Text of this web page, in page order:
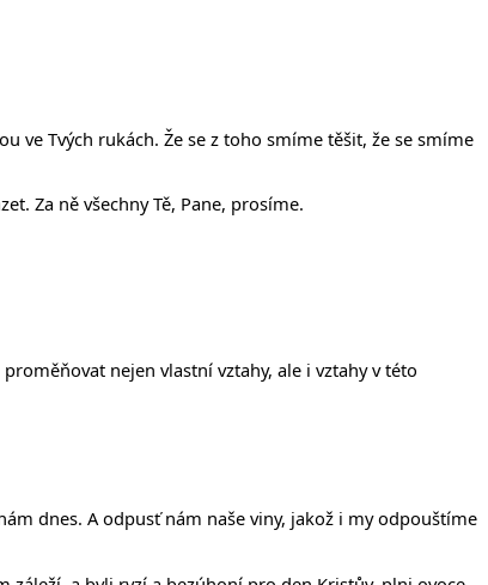
ve Tvých rukách. Že se z toho smíme těšit, že se smíme
Za ně všechny Tě, Pane, prosíme.
nejen vlastní vztahy, ale i vztahy v této
dnes. A odpusť nám naše viny, jakož i my odpouštíme